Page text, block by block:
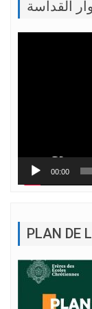
القداسة
00:00
PLAN DE